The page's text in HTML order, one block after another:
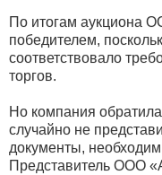
По итогам аукциона
победителем,
соответствовало
торгов.
Но компания
случайно не
документы,
Представитель ООО